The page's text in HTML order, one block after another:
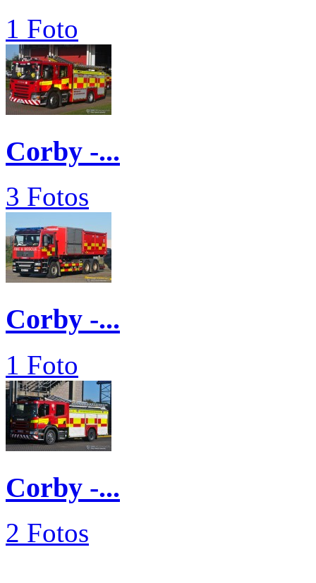
1 Foto
Corby -...
3 Fotos
Corby -...
1 Foto
Corby -...
2 Fotos